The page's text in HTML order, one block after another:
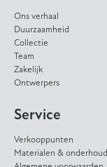
Ons verhaal
Duurzaamheid
Collectie
Team
Zakelijk
Ontwerpers
Service
Verkooppunten
Materialen & onderhoud